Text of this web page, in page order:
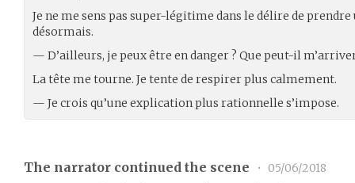
Je ne me sens pas super-légitime dans le délire de prendre
désormais.
— D’ailleurs, je peux être en danger ? Que peut-il
La tête me tourne. Je tente de respirer plus calmement.
— Je crois qu’une explication plus rationnelle s’impose.
The narrator continued the scene •
05/06/2018